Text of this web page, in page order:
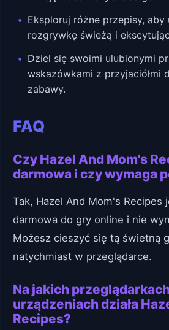
Eksploruj różne przepisy, aby
rozgrywkę świeżą i
Dziel się swoimi ulubionymi
wskazówkami z przyjaciółmi
zabawy.
FAQ
Czy Hazel And Mom's
darmowa i czy wymaga
Tak, Hazel And Mom's Recipes
darmowa do gry online i nie
Możesz cieszyć się tą świetną
natychmiast w przeglądarce.
Na jakich
urządzeniach działa
Recipes?